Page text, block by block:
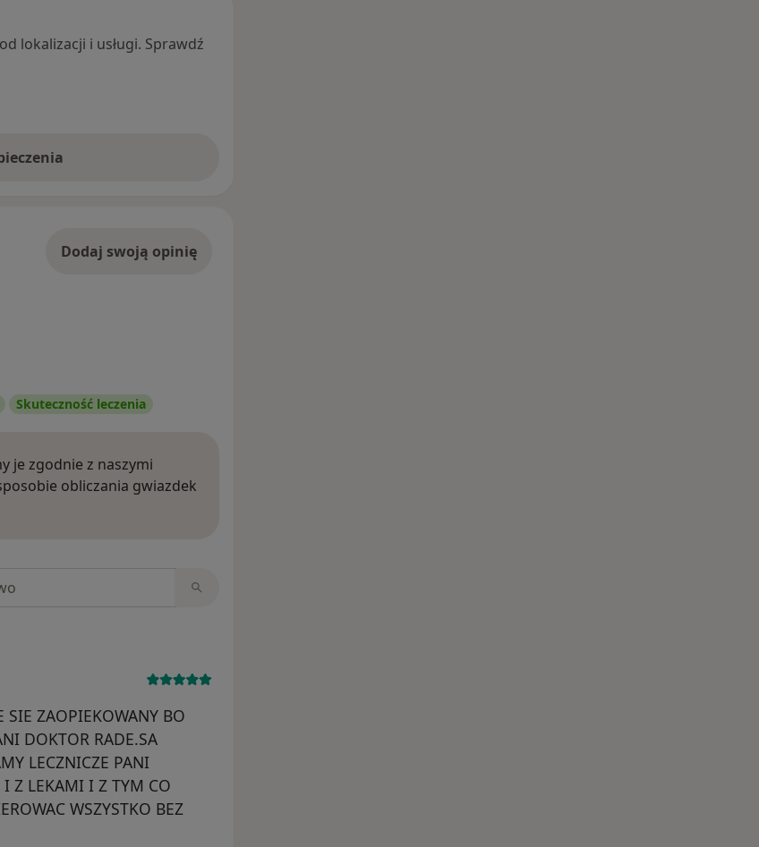
lokalizacji i usługi. Sprawdź
Dodaj swoją opinię
Skuteczność leczenia
je zgodnie z naszymi
obliczania gwiazdek
SIE ZAOPIEKOWANY BO
DOKTOR RADE.SA
LECZNICZE PANI
I Z LEKAMI I Z TYM CO
WSZYSTKO BEZ